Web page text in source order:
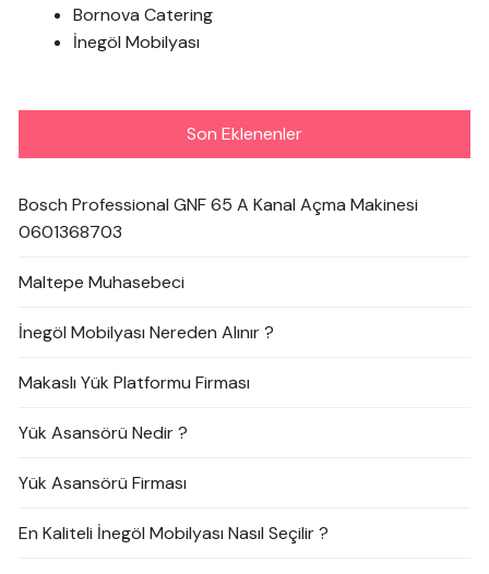
Bornova Catering
İnegöl Mobilyası
Son Eklenenler
Bosch Professional GNF 65 A Kanal Açma Makinesi
0601368703
Maltepe Muhasebeci
İnegöl Mobilyası Nereden Alınır ?
Makaslı Yük Platformu Firması
Yük Asansörü Nedir ?
Yük Asansörü Firması
En Kaliteli İnegöl Mobilyası Nasıl Seçilir ?